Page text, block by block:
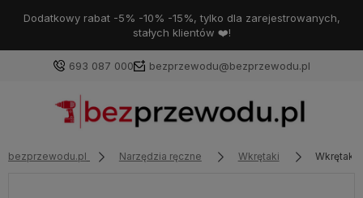
Dodatkowy rabat -5% -10% -15%, tylko dla zarejestrowanych,
stałych klientów ❤️!
693 087 000 bezprzewodu@bezprzewodu.pl
bezprzewodu.pl Narzędzia ręczne Wkrętaki Wkrętak